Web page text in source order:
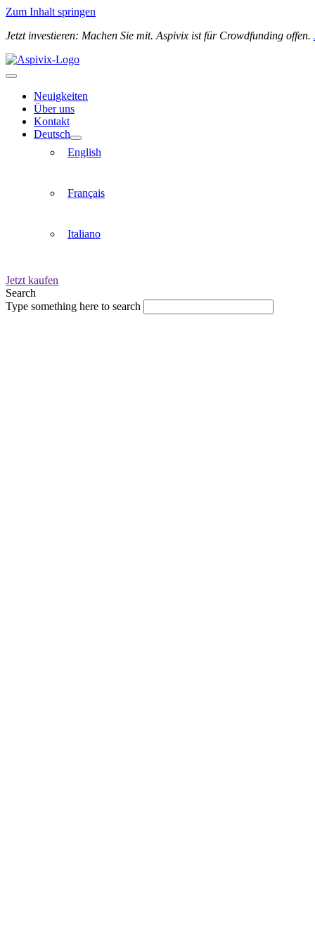
Zum Inhalt springen
Jetzt investieren: Machen Sie mit. Aspivix ist für Crowdfunding offen.
Neuigkeiten
Über uns
Kontakt
Deutsch
English
Français
Italiano
Jetzt kaufen
Search
Type something here to search